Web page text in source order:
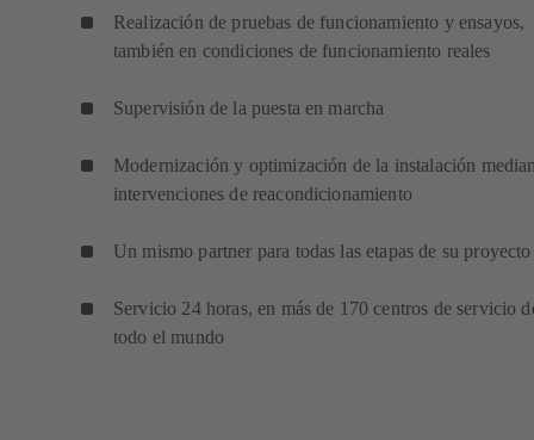
Realización de pruebas de funcionamiento y ensayos,
también en condiciones de funcionamiento reales
Supervisión de la puesta en marcha
Modernización y optimización de la instalación
intervenciones de reacondicionamiento
Un mismo partner para todas las etapas de su proyecto
Servicio 24 horas, en más de 170 centros de servicio
todo el mundo